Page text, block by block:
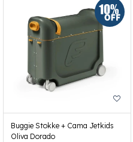
Buggie Stokke + Cama Jetkids
Oliva Dorado